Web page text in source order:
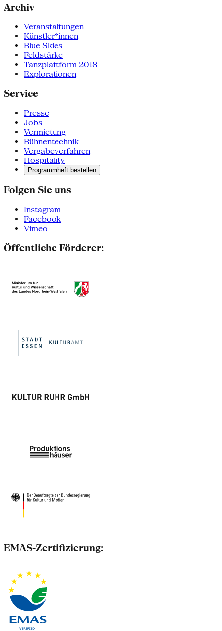
Archiv
Veranstaltungen
Künstler*innen
Blue Skies
Feldstärke
Tanzplattform 2018
Explorationen
Service
Presse
Jobs
Vermietung
Bühnentechnik
Vergabeverfahren
Hospitality
Programmheft bestellen
Folgen Sie uns
Instagram
Facebook
Vimeo
Öffentliche Förderer:
EMAS-Zertifizierung: